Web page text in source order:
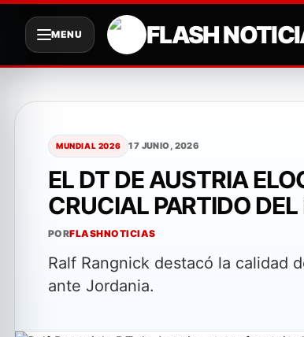
contenido
MENU FLASH
MUNDIAL 2026 17 JUNIO, 2026
EL DT DE AUSTRIA
CRUCIAL PARTIDO
PORFLASHNOTICIAS
Ralf Rangnick destacó la calidad
ante Jordania.